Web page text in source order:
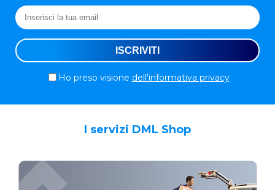
Ho preso visione dell'informativa privacy
I servizi DML Shop